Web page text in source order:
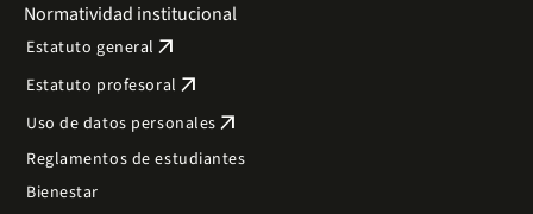
Normatividad institucional
Estatuto general arrow_outward
Estatuto profesoral arrow_outward
Uso de datos personales arrow_outward
Reglamentos de estudiantes
Bienestar